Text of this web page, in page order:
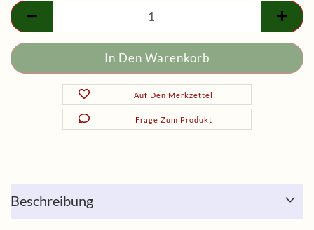
Tüte
Auf Den Merkzettel
Frage Zum Produkt
Beschreibung